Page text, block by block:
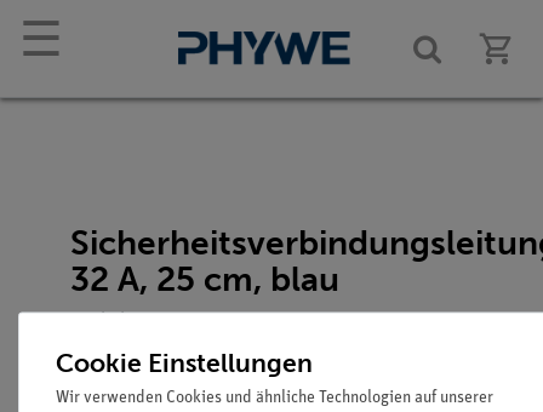
☰
32 A, 25 cm, blau
Cookie Einstellungen
Wir verwenden Cookies und ähnliche Technologien auf unserer